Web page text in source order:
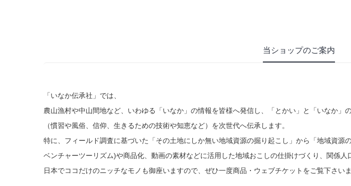
当ショップのご案内
「いなか伝承社」では、
農山漁村や中山間地など、いわゆる「いなか」の情報を皆様へ発信し、「とかい」と「いなか
（慣習や風俗、信仰、生きるための技術や知恵など）を次世代へ伝承します。
特に、フィールド調査に基づいた「その土地にしか無い地域資源の掘り起こし」から「地域資
ベンチャーツーリズム)や商品化、動画の素材などに活用した地域おこしの仕掛けづくり、関係人
日本でココだけのニッチなモノも御座いますので、ぜひ一度商品・ウェブチケットをご覧下さいま